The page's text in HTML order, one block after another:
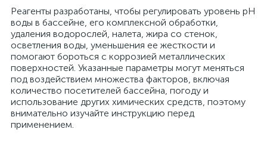
Реагенты разработаны, чтобы регулировать уровень pH
воды в бассейне, его комплексной обработки,
удаления водорослей, налета, жира со стенок,
осветления воды, уменьшения ее жесткости и
помогают бороться с коррозией металлических
поверхностей. Указанные параметры могут меняться
под воздействием множества факторов, включая
количество посетителей бассейна, погоду и
использование других химических средств, поэтому
внимательно изучайте инструкцию перед
применением.